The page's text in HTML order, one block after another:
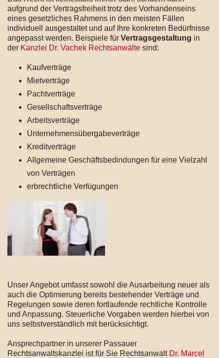
aufgrund der Vertragsfreiheit trotz des Vorhandenseins
eines gesetzliches Rahmens in den meisten Fällen
individuell ausgestaltet und auf Ihre konkreten Bedürfnisse
angepasst werden. Beispiele für Vertragsgestaltung in
der Kanzlei Dr. Vachek Rechtsanwälte sind:
Kaufverträge
Mietverträge
Pachtverträge
Gesellschaftsverträge
Arbeitsverträge
Unternehmensübergabeverträge
Kreditverträge
Allgemeine Geschäftsbedindungen für eine Vielzahl
von Verträgen
erbrechtliche Verfügungen
Unser Angebot umfasst sowohl die Ausarbeitung neuer als
auch die Optimierung bereits bestehender Verträge und
Regelungen sowie deren fortlaufende rechtliche Kontrolle
und Anpassung. Steuerliche Vorgaben werden hierbei von
uns selbstverständlich mit berücksichtigt.
Ansprechpartner in unserer Passauer
Rechtsanwaltskanzlei ist für Sie Rechtsanwalt Dr. Marcel